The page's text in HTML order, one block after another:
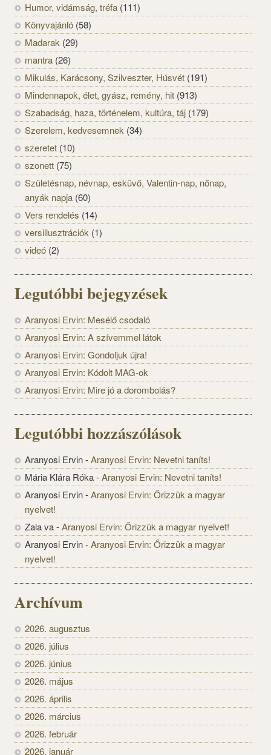
Humor, vidámság, tréfa (111)
Könyvajánló (58)
Madarak (29)
mantra (26)
Mikulás, Karácsony, Szilveszter, Húsvét (191)
Mindennapok, élet, gyász, remény, hit (913)
Szabadság, haza, történelem, kultúra, táj (179)
Szerelem, kedvesemnek (34)
szeretet (10)
szonett (75)
Születésnap, névnap, esküvő, Valentin-nap, nőnap,
anyák napja (60)
Vers rendelés (14)
versillusztrációk (1)
videó (2)
Legutóbbi bejegyzések
Aranyosi Ervin: Mesélő csodaló
Aranyosi Ervin: A szívemmel látok
Aranyosi Ervin: Gondoljuk újra!
Aranyosi Ervin: Kódolt MAG-ok
Aranyosi Ervin: Mire jó a dorombolás?
Legutóbbi hozzászólások
Aranyosi Ervin-Aranyosi Ervin: Nevetni taníts!
Mária Klára Róka-Aranyosi Ervin: Nevetni taníts!
Aranyosi Ervin-Aranyosi Ervin: Őrizzük a magyar
nyelvet!
Zala va-Aranyosi Ervin: Őrizzük a magyar nyelvet!
Aranyosi Ervin-Aranyosi Ervin: Őrizzük a magyar
nyelvet!
Archívum
2026. augusztus
2026. július
2026. június
2026. május
2026. április
2026. március
2026. február
2026. január